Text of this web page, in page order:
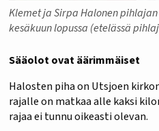
Klemet ja Sirpa Halonen
kesäkuun lopussa (etelässä
Sääolot ovat äärimmäiset
Halosten piha on Utsjoen
rajalle on matkaa alle kaksi
rajaa ei tunnu oikeasti olevan.